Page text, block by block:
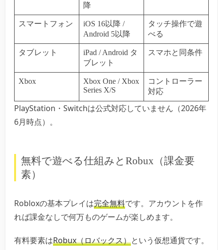
降
スマートフォン
iOS 16以降 /
Android 5以降
タッチ操作で遊
べる
タブレット
iPad / Android タ
ブレット
スマホと同条件
Xbox
Xbox One / Xbox
Series X/S
コントローラー
対応
PlayStation・Switchは公式対応していません（2026年
6月時点）。
無料で遊べる仕組みとRobux（課金要
素）
Robloxの基本プレイは完全無料です。アカウントを作
れば課金なしで何万ものゲームが楽しめます。
有料要素はRobux（ロバックス）という仮想通貨です。